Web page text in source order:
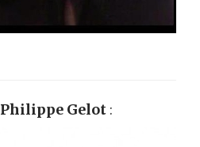
Philippe Gelot :